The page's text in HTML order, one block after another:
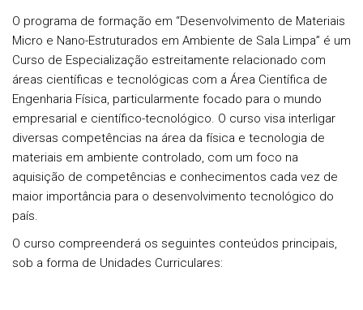
O programa de formação em “Desenvolvimento de Materiais
Micro e Nano-Estruturados em Ambiente de Sala Limpa” é um
Curso de Especialização estreitamente relacionado com
áreas científicas e tecnológicas com a Área Científica de
Engenharia Física, particularmente focado para o mundo
empresarial e científico-tecnológico. O curso visa interligar
diversas competências na área da física e tecnologia de
materiais em ambiente controlado, com um foco na
aquisição de competências e conhecimentos cada vez de
maior importância para o desenvolvimento tecnológico do
país.
O curso compreenderá os seguintes conteúdos principais,
sob a forma de Unidades Curriculares: